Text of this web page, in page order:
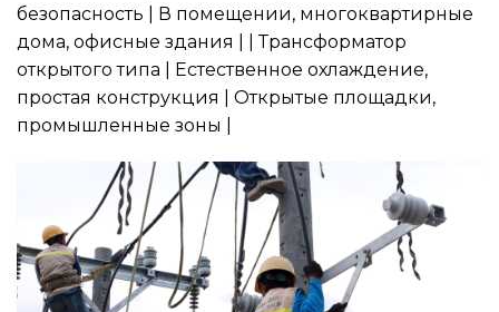
безопасность | В помещении, многоквартирные
дома, офисные здания | | Трансформатор
открытого типа | Естественное охлаждение,
простая конструкция | Открытые площадки,
промышленные зоны |